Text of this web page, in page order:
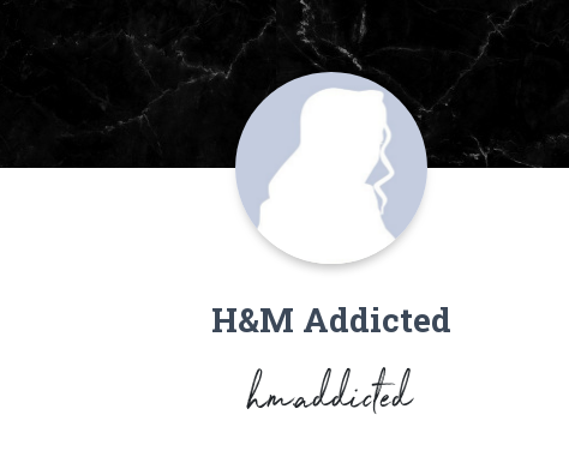
H&M Addicted
hm.addicted